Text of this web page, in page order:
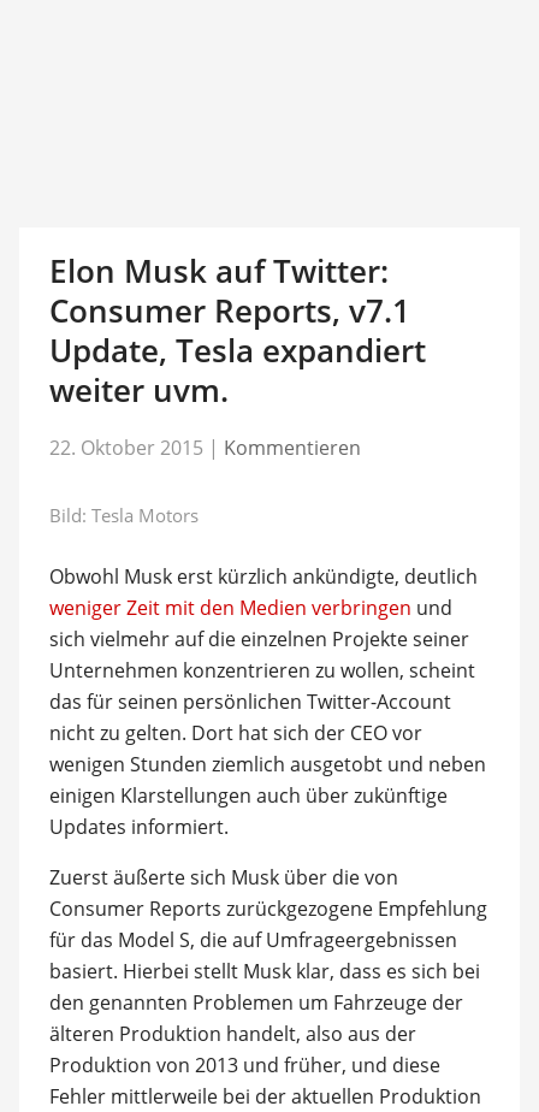
Elon Musk auf Twitter:
Consumer Reports, v7.1
Update, Tesla expandiert
weiter uvm.
22. Oktober 2015 | Kommentieren
Bild: Tesla Motors
Obwohl Musk erst kürzlich ankündigte, deutlich
weniger Zeit mit den Medien verbringen und
sich vielmehr auf die einzelnen Projekte seiner
Unternehmen konzentrieren zu wollen, scheint
das für seinen persönlichen Twitter-Account
nicht zu gelten. Dort hat sich der CEO vor
wenigen Stunden ziemlich ausgetobt und neben
einigen Klarstellungen auch über zukünftige
Updates informiert.
Zuerst äußerte sich Musk über die von
Consumer Reports zurückgezogene Empfehlung
für das Model S, die auf Umfrageergebnissen
basiert. Hierbei stellt Musk klar, dass es sich bei
den genannten Problemen um Fahrzeuge der
älteren Produktion handelt, also aus der
Produktion von 2013 und früher, und diese
Fehler mittlerweile bei der aktuellen Produktion